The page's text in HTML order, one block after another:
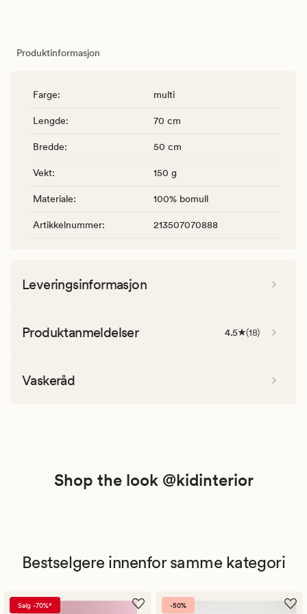
Produktinformasjon
Farge: multi
Lengde: 70 cm
Bredde: 50 cm
Vekt: 150 g
Materiale: 100% bomull
Artikkelnummer: 213507070888
Leveringsinformasjon
Produktanmeldelser 4.5 (18)
Vaskeråd
Shop the look @kidinterior
Bestselgere innenfor samme kategori
Salg -70%* -50%